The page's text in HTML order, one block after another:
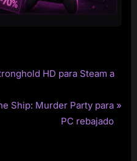
HD para Steam a
Ship: Murder Party para
PC rebajado